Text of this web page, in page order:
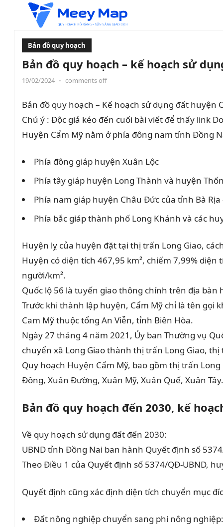
Bản đồ quy hoạch
Bản đồ quy hoạch – kế hoạch sử
19/02/2024 • comments off
Bản đồ quy hoạch – Kế hoạch sử dụng đất
Chú ý : Độc giả kéo đến cuối bài viết để thấy link
Huyện Cẩm Mỹ nằm ở phía đông nam tỉnh Đồng
Phía đông giáp huyện Xuân Lộc
Phía tây giáp huyện Long Thành và huyện
Phía nam giáp huyện Châu Đức của tỉnh Bà Rịa
Phía bắc giáp thành phố Long Khánh và các
Huyện lỵ của huyện đặt tại thị trấn Long Giao,
Huyện có diện tích 467,95 km², chiếm 7,99%
người/km².
Quốc lộ 56 là tuyến giao thông chính trên địa
Trước khi thành lập huyện, Cẩm Mỹ chỉ là tên gọi
Cam Mỹ thuộc tổng An Viễn, tỉnh Biên Hòa.
Ngày 27 tháng 4 năm 2021, Ủy ban Thường vụ
chuyển xã Long Giao thành thị trấn Long Giao,
Quy hoạch Huyện Cẩm Mỹ, bao gồm thị trấn
Đông, Xuân Đường, Xuân Mỹ, Xuân Quế, Xuân Tây.
Bản đồ quy hoạch đến 2030, kế
Về quy hoạch sử dụng đất đến 2030:
UBND tỉnh Đồng Nai ban hành Quyết định số
Theo Điều 1 của Quyết định số 5374/QĐ-UBND,
Quyết định cũng xác định diện tích chuyển mục
Đất nông nghiệp chuyển sang phi nông